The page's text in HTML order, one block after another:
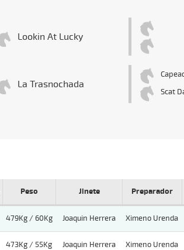
Lookin At Lucky
La Trasnochada
Scat
Peso Jinete Preparador
479Kg / 60Kg Joaquin Herrera Ximeno Urenda
473Kg / 55Kg Joaquin Herrera Ximeno Urenda